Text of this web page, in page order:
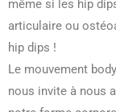
même si les hip
articulaire ou
hip dips !
Le mouvement
nous invite à nous